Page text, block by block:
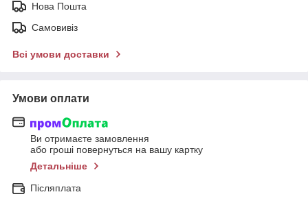
Нова Пошта
Самовивіз
Всі умови доставки
Умови оплати
Ви отримаєте замовлення
або гроші повернуться на вашу картку
Детальніше
Післяплата